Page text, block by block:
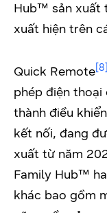
Hub™ sản xuất
xuất hiện trên
Quick Remote[8]
phép điện
thành điều
kết nối, đang
xuất từ năm
Family Hub™
khác bao gồm